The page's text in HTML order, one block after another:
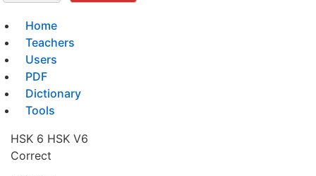
Home
Teachers
Users
PDF
Dictionary
Tools
HSK 6 HSK V6
Correct